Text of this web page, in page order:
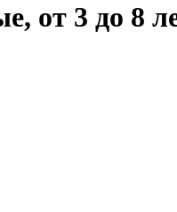
от 3 до 8